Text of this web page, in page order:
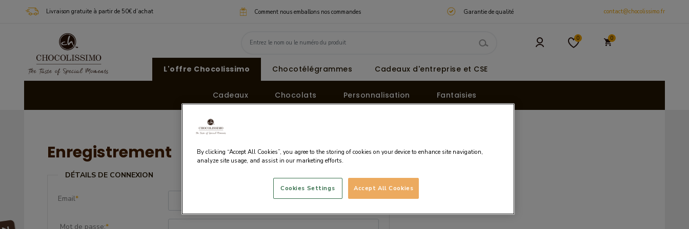
Livraison gratuite à partir de 50€ d’achat Comment nous emballons nos commandes Garantie de qualité contact@chocolissimo.fr
0 0
L'offre Chocolissimo Chocotélégrammes Cadeaux d'entreprise et CSE
Cadeaux Chocolats Personnalisation Fantaisies
Enregistrement
DÉTAILS DE CONNEXION
Email*
Mot de passe:*
By clicking “Accept All Cookies”, you agree to the storing of cookies on your device to enhance site navigation,
analyze site usage, and assist in our marketing efforts.
Accept All Cookies
Cookies Settings